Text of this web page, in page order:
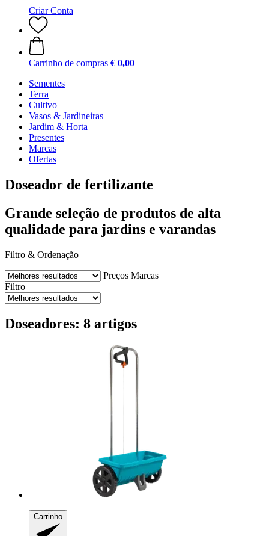
Criar Conta
Carrinho de compras € 0,00
Sementes
Terra
Cultivo
Vasos & Jardineiras
Jardim & Horta
Presentes
Marcas
Ofertas
Doseador de fertilizante
Grande seleção de produtos de alta
qualidade para jardins e varandas
Filtro & Ordenação
Preços Marcas
Filtro
Doseadores: 8 artigos
Carrinho